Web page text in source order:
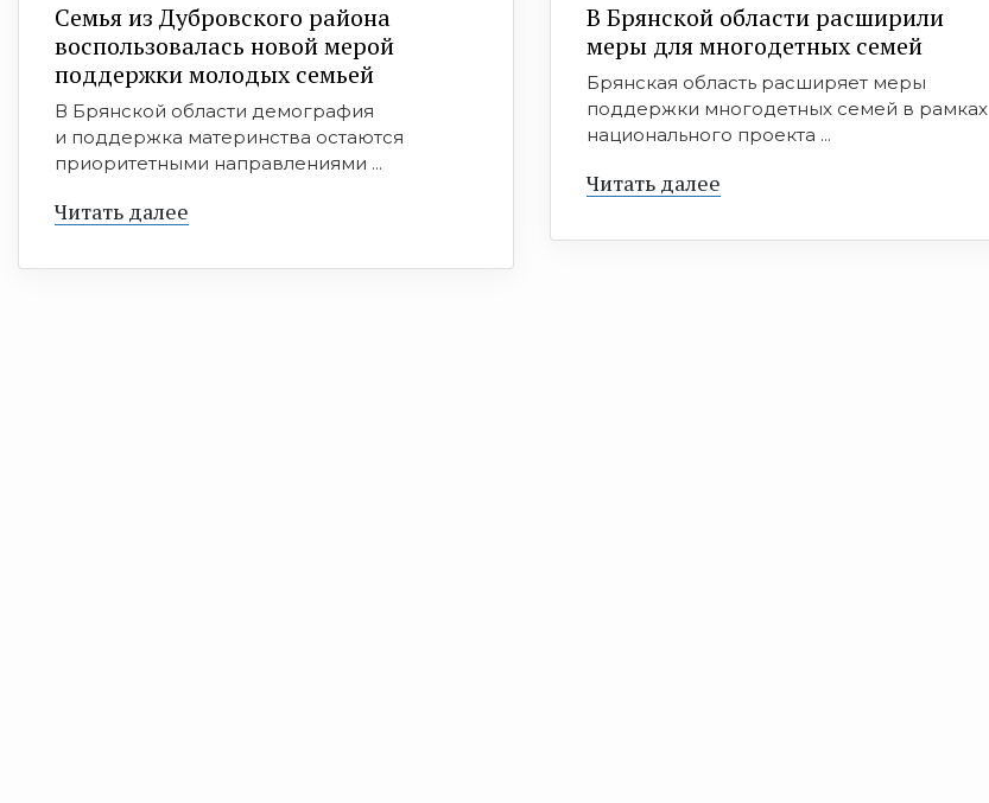
Семья из Дубровского района
воспользовалась новой мерой
поддержки молодых семьей
В Брянской области демография
и поддержка материнства остаются
приоритетными направлениями ...
Читать далее
В Брянской области расширили
меры для многодетных семей
Брянская область расширяет меры
поддержки многодетных семей в рамках
национального проекта ...
Читать далее